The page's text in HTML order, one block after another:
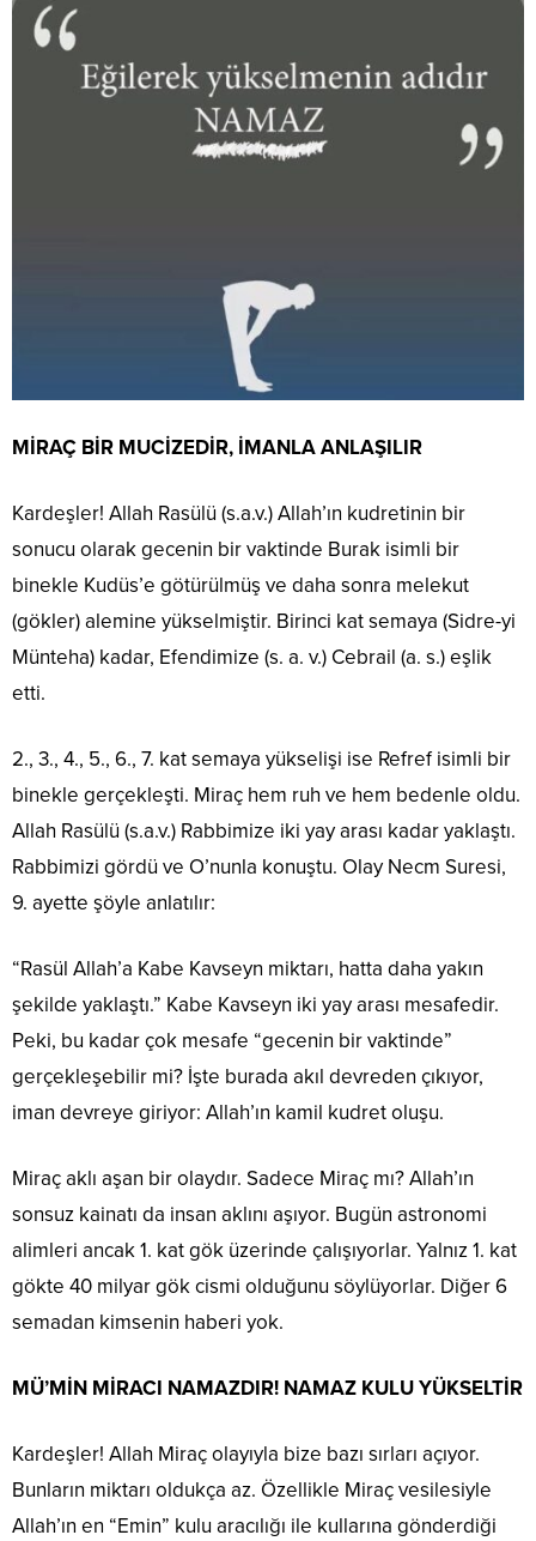
MİRAÇ BİR MUCİZEDİR, İMANLA ANLAŞILIR
Kardeşler! Allah Rasülü (s.a.v.) Allah’ın kudretinin bir
sonucu olarak gecenin bir vaktinde Burak isimli bir
binekle Kudüs’e götürülmüş ve daha sonra melekut
(gökler) alemine yükselmiştir. Birinci kat semaya (Sidre-yi
Münteha) kadar, Efendimize (s. a. v.) Cebrail (a. s.) eşlik
etti.
2., 3., 4., 5., 6., 7. kat semaya yükselişi ise Refref isimli bir
binekle gerçekleşti. Miraç hem ruh ve hem bedenle oldu.
Allah Rasülü (s.a.v.) Rabbimize iki yay arası kadar yaklaştı.
Rabbimizi gördü ve O’nunla konuştu. Olay Necm Suresi,
9. ayette şöyle anlatılır:
“Rasül Allah’a Kabe Kavseyn miktarı, hatta daha yakın
şekilde yaklaştı.” Kabe Kavseyn iki yay arası mesafedir.
Peki, bu kadar çok mesafe “gecenin bir vaktinde”
gerçekleşebilir mi? İşte burada akıl devreden çıkıyor,
iman devreye giriyor: Allah’ın kamil kudret oluşu.
Miraç aklı aşan bir olaydır. Sadece Miraç mı? Allah’ın
sonsuz kainatı da insan aklını aşıyor. Bugün astronomi
alimleri ancak 1. kat gök üzerinde çalışıyorlar. Yalnız 1. kat
gökte 40 milyar gök cismi olduğunu söylüyorlar. Diğer 6
semadan kimsenin haberi yok.
MÜ’MİN MİRACI NAMAZDIR! NAMAZ KULU YÜKSELTİR
Kardeşler! Allah Miraç olayıyla bize bazı sırları açıyor.
Bunların miktarı oldukça az. Özellikle Miraç vesilesiyle
Allah’ın en “Emin” kulu aracılığı ile kullarına gönderdiği